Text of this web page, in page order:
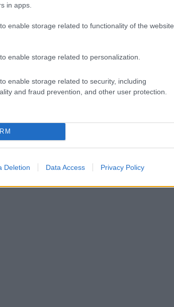
in apps.
enable storage related to functionality of the website
enable storage related to personalization.
enable storage related to security, including
and fraud prevention, and other user protection.
Deletion Data Access Privacy Policy